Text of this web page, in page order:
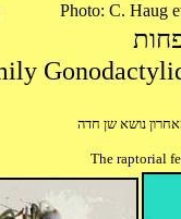
Photo: C. Haug
נושא שן חדה
The raptorial